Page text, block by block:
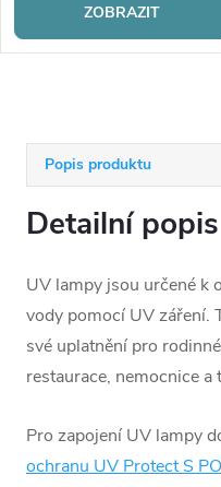
Popis produktu
Detailní
UV lampy jsou určené k
vody pomocí UV záření.
své uplatnění pro
restaurace, nemocnice a
Pro zapojení UV lampy
ochranu UV Protect S
ZOBRAZIT